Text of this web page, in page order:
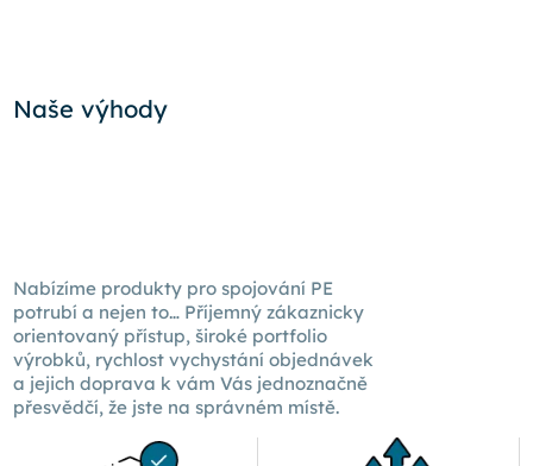
Naše výhody
Nabízíme produkty pro spojování PE
potrubí a nejen to… Příjemný zákaznicky
orientovaný přístup, široké portfolio
výrobků, rychlost vychystání objednávek
a jejich doprava kvám Vás jednoznačně
přesvědčí, že jste na správném místě.